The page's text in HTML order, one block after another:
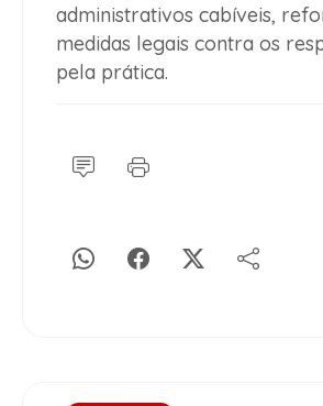
administrativos cabíveis,
medidas legais contra os
pela prática.